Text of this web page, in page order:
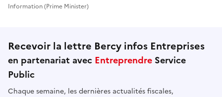
Information (Prime Minister)
Recevoir la lettre Bercy infos Entreprises
en partenariat avec Entreprendre Service
Public
Chaque semaine, les dernières actualités fiscales,